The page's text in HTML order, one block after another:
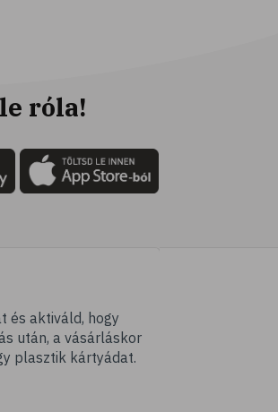
róla!
és aktiváld, hogy
után, a vásárláskor
plasztik kártyádat.